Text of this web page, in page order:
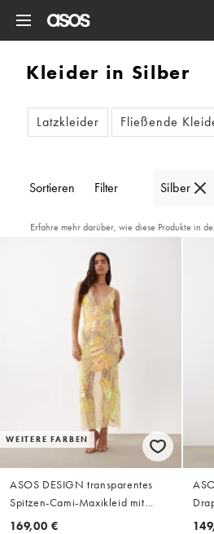
Kleider in Silber
Latzkleider Fließende
Sortieren Filter Silber
Erfahre mehr darüber, wie diese Produkte in
WEITERE FARBEN
ASOS DESIGN transparentes
Spitzen-Cami-Maxikleid mit
platziertem Schmuckbesatz in
169,00 €